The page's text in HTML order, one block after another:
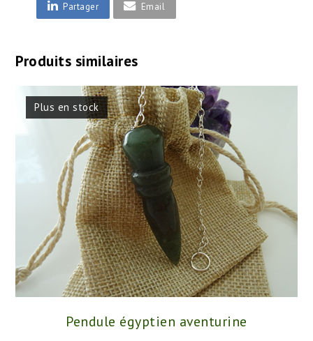
Partager Email
Produits similaires
Plus en stock
Pendule égyptien aventurine